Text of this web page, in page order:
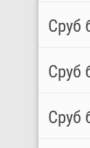
Сруб
Сруб
Сруб